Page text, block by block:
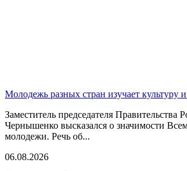
Молодежь разных стран изучает культуру
Заместитель председателя Правительства
Чернышенко высказался о значимости
молодежи. Речь об...
06.08.2026